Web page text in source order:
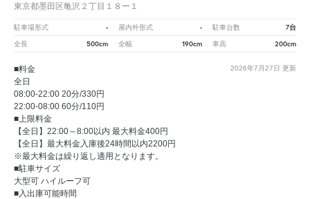
東京都墨田区亀沢２丁目１８ー１
駐車場形式 - 屋内外形式 - 駐車台数 7台
全長 500cm 全幅 190cm 車高 200cm
2026年7月27日 更新
■料金
全日
08:00-22:00 20分/330円
22:00-08:00 60分/110円
■上限料金
【全日】22:00～8:00以内 最大料金400円
【全日】最大料金入庫後24時間以内2200円
※最大料金は繰り返し適用となります。
■駐車サイズ
大型可 ハイルーフ可
■入出庫可能時間